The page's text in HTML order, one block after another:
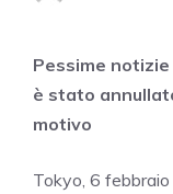
Pessime
è stato
motivo
Tokyo, 6